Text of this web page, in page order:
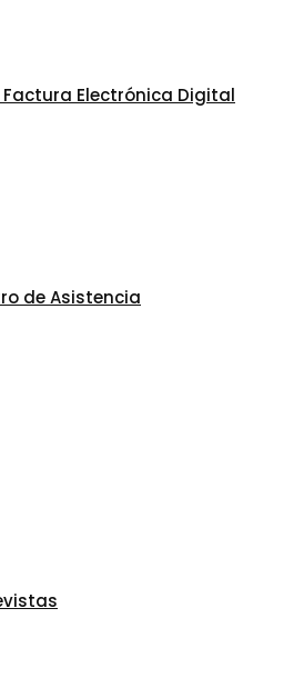
Factura Electrónica Digital
de Asistencia